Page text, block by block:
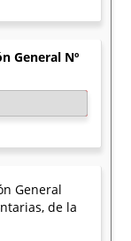
General Nº
General
de la